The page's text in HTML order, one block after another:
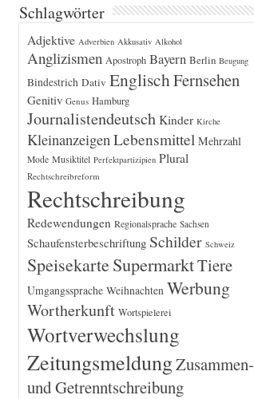
Schlagwörter
Adjektive Adverbien Akkusativ Alkohol
Anglizismen Apostroph Bayern Berlin Beugung
Bindestrich Dativ EnglischFernsehen
Genitiv Genus Hamburg
Journalistendeutsch Kinder Kirche
Kleinanzeigen Lebensmittel Mehrzahl
Mode Musiktitel Perfektpartizipien Plural
Rechtschreibreform
Rechtschreibung
Redewendungen Regionalsprache Sachsen
Schaufensterbeschriftung Schilder Schweiz
Speisekarte SupermarktTiere
Umgangssprache Weihnachten Werbung
Wortherkunft Wortspielerei
Wortverwechslung
ZeitungsmeldungZusammen-
und Getrenntschreibung